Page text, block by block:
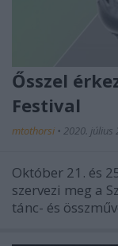
Ősszel
Festival
mtothorsi • 2020. július
Október 21. és
szervezi meg a
tánc- és